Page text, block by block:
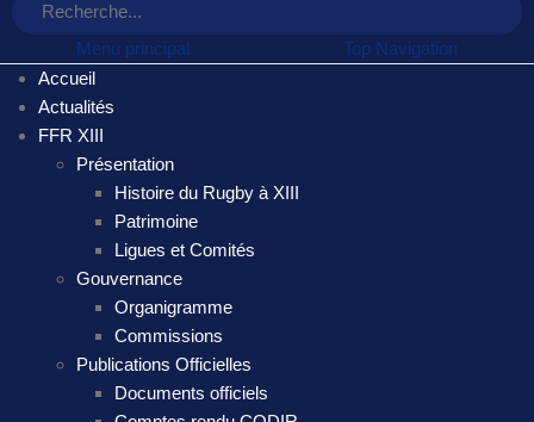
Menu principal
Top Navigation
Accueil
Actualités
FFR XIII
Présentation
Histoire du Rugby à XIII
Patrimoine
Ligues et Comités
Gouvernance
Organigramme
Commissions
Publications Officielles
Documents officiels